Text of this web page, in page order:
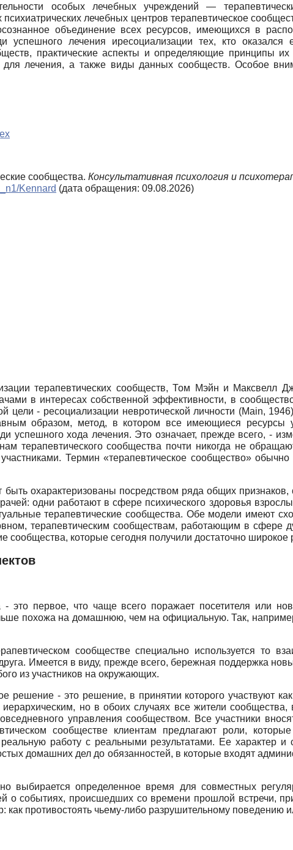
особых лечебных учреждений —
лечебных центров терапевтическое
объединение всех ресурсов, имеющихся в
успешного лечения иресоциализации тех, кто оказался
практические аспекты и определяющие принципы
для лечения, а также виды данных сообществ. Особое
сообщества. Консультативная психология и
Kennard (дата обращения: 09.08.2026)
терапевтических сообществ, Том Мэйн и Максвелл
в интересах собственной эффективности, в
цели - ресо­циализации невротической личности (Main,
образом, метод, в котором все имеющиеся
успешного хода лечения. Это означает, прежде всего, -
терапевтического сообщества почти никогда не
Термин «терапевтическое сообщество»
быть охарактеризованы посредством ряда общих
одни работают в сфере психического здоровья
терапевтические сообщества. Обе модели имеют
терапевтическим сообществам, работающим в сфере
сообщества, которые сегодня получили достаточно
это первое, что чаще всего поражает посетителя или
похожа на домашнюю, чем на официальную. Так,
сообществе специально используется то
Имеется в виду, прежде всего, бережная поддержка
из участников на окружающих.
решение - это решение, в принятии которого участвуют
но в обоих случаях все жители
управления сообществом. Все участники
сообществе клиентам предлагают роли, которые
работу с реальными результатами. Ее характер и
домашних дел до обязанностей, в которые входят
выбирается определенное время для совместных
о событиях, происшедших со времени прошлой встречи,
как противостоять чьему-либо разрушительному